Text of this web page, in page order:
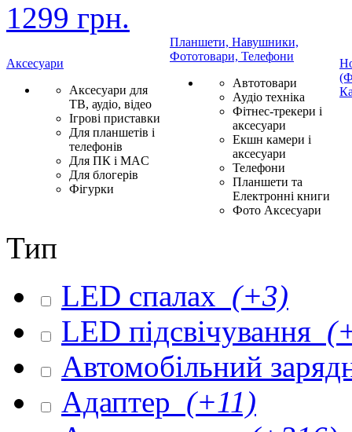
1299 грн.
Аксесуари
Аксесуари для
ТВ, аудіо, відео
Ігрові приставки
Для планшетів і
телефонів
Для ПК і MAC
Для блогерів
Фігурки
Планшети, Навушники,
Фототовари, Телефони
Автотовари
Аудіо техніка
Фітнес-трекери і
аксесуари
Екшн камери і
аксесуари
Телефони
Планшети та
Електронні книги
Фото Аксесуари
Тип
LED спалах (+3)
LED підсвічування
Автомобільний
Адаптер (+11)